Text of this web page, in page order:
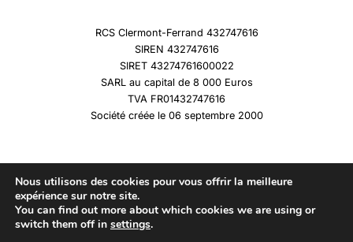
RCS Clermont-Ferrand 432747616
SIREN 432747616
SIRET 43274761600022
SARL au capital de 8 000 Euros
TVA FR01432747616
Société créée le 06 septembre 2000
Copyright © 2026 Marqueshistoire
Nous utilisons des cookies pour vous offrir la meilleure
expérience sur notre site.
You can find out more about which cookies we are using or
switch them off in settings.